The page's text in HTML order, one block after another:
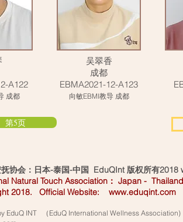
A122
成都
吴翠香
成都
EBMA2021-12-A123
向敏EBMI教导 成都
第5页
协会：日本-泰国-中国 EduQInt 版权所有2018
Natural Touch Association： Japan -
2018. Official Website: www.eduqint.com
EduQ INT （EduQ International Wellness Association)